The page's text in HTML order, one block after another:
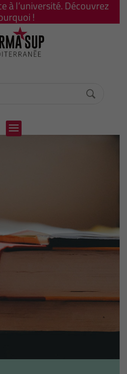
à l’université. Découvrez
!